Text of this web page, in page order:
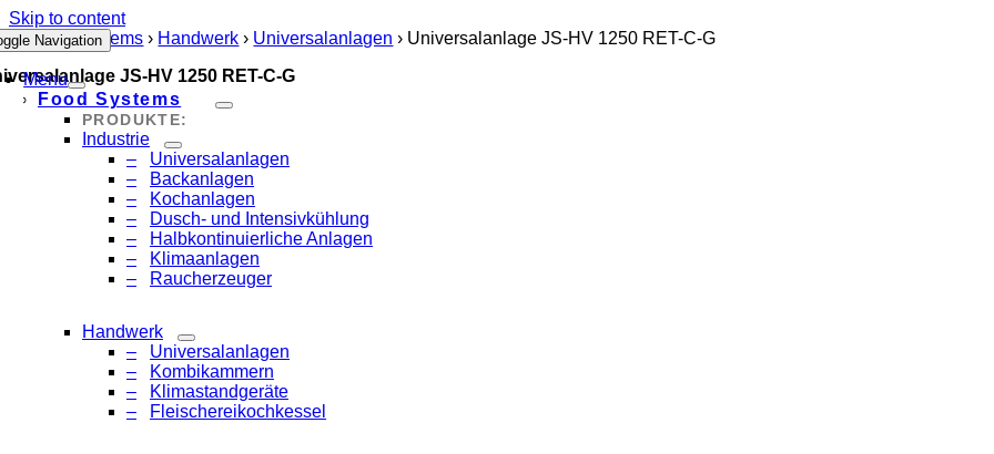
Skip to content
Navigation
Menu
Food Systems
PRODUKTE:
Industrie
Universalanlagen
Backanlagen
Kochanlagen
Dusch- und Intensivkühlung
Halbkontinuierliche Anlagen
Klimaanlagen
Raucherzeuger
Handwerk
Universalanlagen
Kombikammern
Klimastandgeräte
Fleischereikochkessel
› Food Systems › Handwerk › Universalanlagen › Universalanlage JS-HV 1250 RET-C-G
JS-HV 1250 RET-C-G